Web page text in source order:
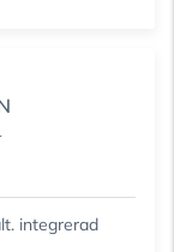
integrerad